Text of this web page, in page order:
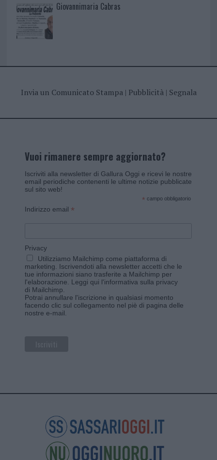
Giovannimaria Cabras
Invia un Comunicato Stampa| Pubblicità| Segnala
Vuoi rimanere sempre aggiornato?
Iscriviti alla newsletter di Gallura Oggi e ricevi le nostre
email periodiche contenenti le ultime notizie pubblicate
sul sito web!
* campo obbligatorio
Indirizzo email *
Privacy
Utilizziamo Mailchimp come piattaforma di
marketing. Iscrivendoti alla newsletter accetti che le
tue informazioni siano trasferite a Mailchimp per
l'elaborazione. Leggi qui l'informativa sulla privacy
di Mailchimp
Potrai annullare l'iscrizione in qualsiasi momento
facendo clic sul collegamento nel piè di pagina delle
nostre e-mail.